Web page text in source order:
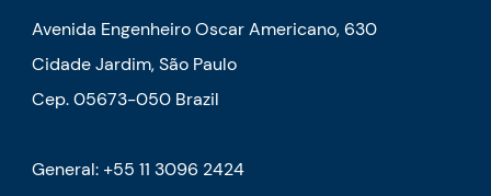
Avenida Engenheiro Oscar Americano, 630
Cidade Jardim, São Paulo
Cep. 05673-050 Brazil
General: +55 11 3096 2424